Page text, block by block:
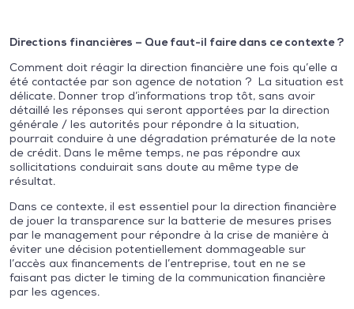
Directions financières – Que faut-il faire dans ce contexte ?
Comment doit réagir la direction financière une fois qu’elle a
été contactée par son agence de notation ? La situation est
délicate. Donner trop d’informations trop tôt, sans avoir
détaillé les réponses qui seront apportées par la direction
générale / les autorités pour répondre à la situation,
pourrait conduire à une dégradation prématurée de la note
de crédit. Dans le même temps, ne pas répondre aux
sollicitations conduirait sans doute au même type de
résultat.
Dans ce contexte, il est essentiel pour la direction financière
de jouer la transparence sur la batterie de mesures prises
par le management pour répondre à la crise de manière à
éviter une décision potentiellement dommageable sur
l’accès aux financements de l’entreprise, tout en ne se
faisant pas dicter le timing de la communication financière
par les agences.